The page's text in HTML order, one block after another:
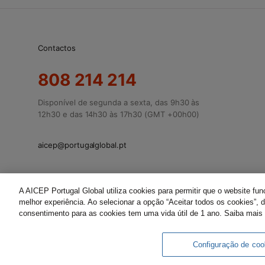
Contactos
808 214 214
Disponível de segunda a sexta, das 9h30 às
12h30 e das 14h30 às 17h30 (GMT +00h00)
aicep@portugalglobal.pt
Termos e Condições
A AICEP Portugal Global utiliza cookies para permitir que o website
melhor experiência. Ao selecionar a opção “Aceitar todos os
consentimento para as cookies tem uma vida útil de 1 ano. Saiba mais
Configuração de